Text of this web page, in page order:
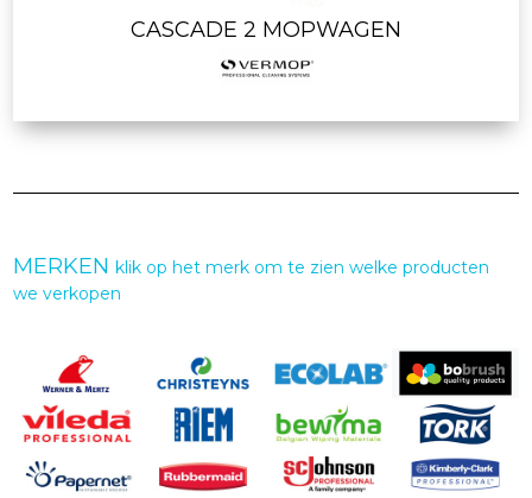
CASCADE 2 MOPWAGEN
MERKENklik op het merk om te zien welke producten
we verkopen